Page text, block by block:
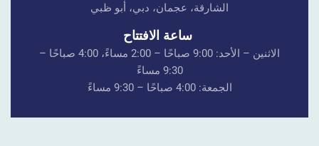
الشارقة، عجمان، دبي، أبو ظبي
ساعة الافتتاح
الاثنين – الأحد: 9:00 صباحًا – 2:00 مساءً، 4:00 صباحًا –
9:30 مساءً
الجمعة: 4:00 صباحًا – 9:30 مساءً